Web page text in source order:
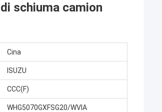
schiuma camion
Cina
ISUZU
CCC(F)
WHG5070GXFSG20/WVIA